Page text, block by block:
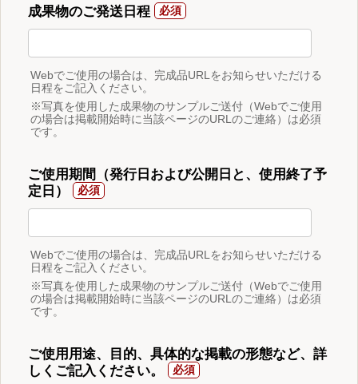
成果物のご発送日程
Webでご使用の場合は、完成品URLをお知らせいただける
日程をご記入ください。
※写真を使用した成果物のサンプルご送付（Webでご使用
の場合は掲載開始時に当該ページのURLのご連絡）は必須
です。
ご使用期間（発行日および公開日と、使用終了予
定日）
Webでご使用の場合は、完成品URLをお知らせいただける
日程をご記入ください。
※写真を使用した成果物のサンプルご送付（Webでご使用
の場合は掲載開始時に当該ページのURLのご連絡）は必須
です。
ご使用用途、目的、具体的な掲載の形態など、詳
しくご記入ください。